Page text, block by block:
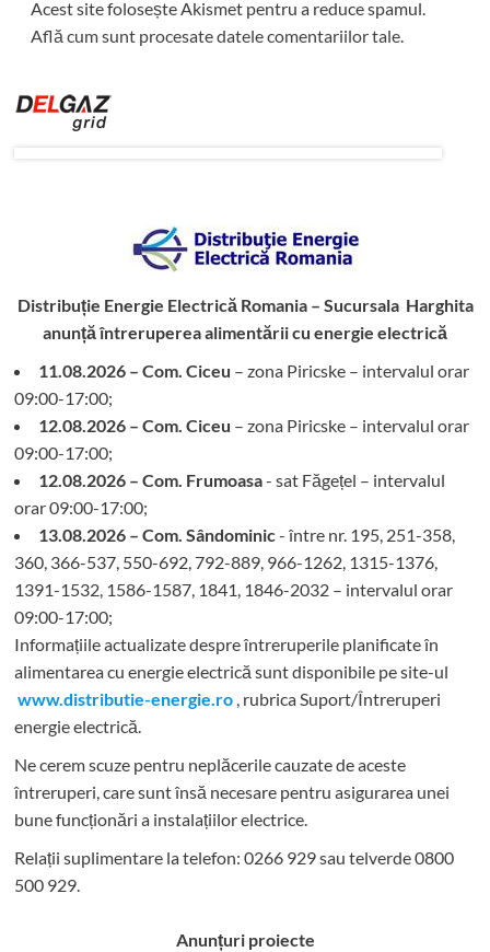
Acest site folosește Akismet pentru a reduce spamul.
Află cum sunt procesate datele comentariilor tale.
Distribuție Energie Electrică Romania – Sucursala Harghita
anunță întreruperea alimentării cu energie electrică
11.08.2026 – Com. Ciceu – zona Piricske – intervalul orar
09:00-17:00;
12.08.2026 – Com. Ciceu – zona Piricske – intervalul orar
09:00-17:00;
12.08.2026 – Com. Frumoasa- sat Făgețel – intervalul
orar 09:00-17:00;
13.08.2026 – Com. Sândominic- între nr. 195, 251-358,
360, 366-537, 550-692, 792-889, 966-1262, 1315-1376,
1391-1532, 1586-1587, 1841, 1846-2032 – intervalul orar
09:00-17:00;
Informațiile actualizate despre întreruperile planificate în
alimentarea cu energie electrică sunt disponibile pe site-ul
www.distributie-energie.ro , rubrica Suport/Întreruperi
energie electrică.
Ne cerem scuze pentru neplăcerile cauzate de aceste
întreruperi, care sunt însă necesare pentru asigurarea unei
bune funcționări a instalațiilor electrice.
Relații suplimentare la telefon: 0266 929 sau telverde 0800
500 929.
Anunțuri proiecte